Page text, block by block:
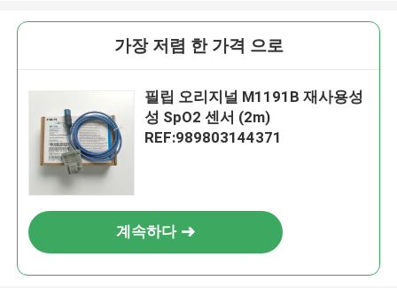
가장 저렴 한 가격 으로
필립 오리지널 M1191B 재사용성
성 SpO2 센서 (2m)
REF:989803144371
계속하다